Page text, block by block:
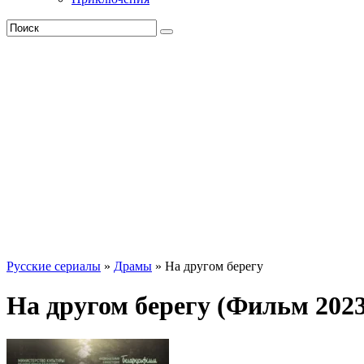
Русские сериалы » Драмы » На другом берегу
На другом берегу (Фильм